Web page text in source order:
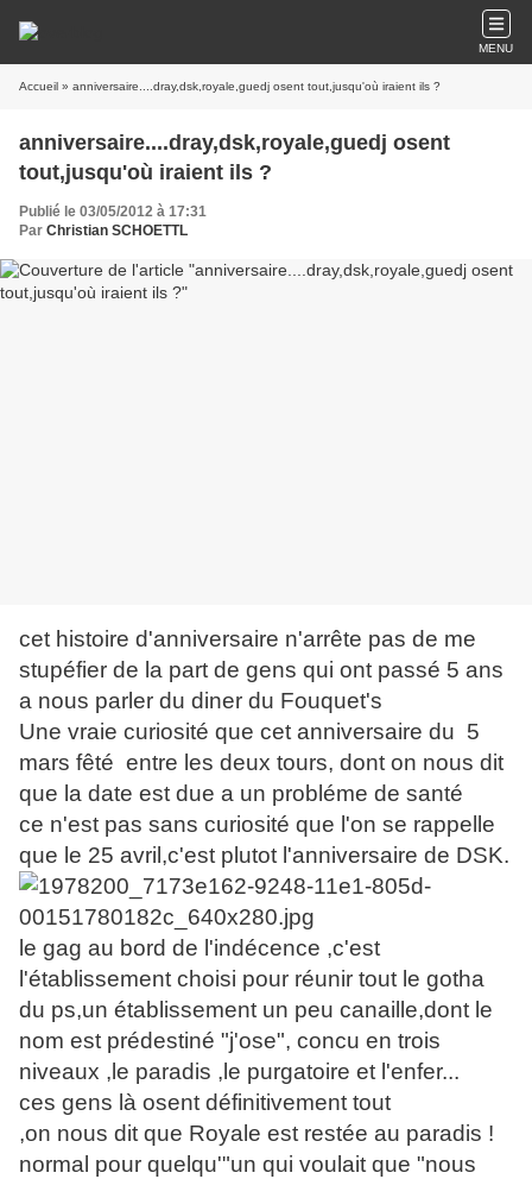
MENU
Accueil » anniversaire....dray,dsk,royale,guedj osent tout,jusqu'où iraient ils ?
anniversaire....dray,dsk,royale,guedj osent
tout,jusqu'où iraient ils ?
Publié le 03/05/2012 à 17:31
Par Christian SCHOETTL
cet histoire d'anniversaire n'arrête pas de me
stupéfier de la part de gens qui ont passé 5 ans
a nous parler du diner du Fouquet's
Une vraie curiosité que cet anniversaire du 5
mars fêté entre les deux tours, dont on nous dit
que la date est due a un probléme de santé
ce n'est pas sans curiosité que l'on se rappelle
que le 25 avril,c'est plutot l'anniversaire de DSK.
le gag au bord de l'indécence ,c'est
l'établissement choisi pour réunir tout le gotha
du ps,un établissement un peu canaille,dont le
nom est prédestiné "j'ose", concu en trois
niveaux ,le paradis ,le purgatoire et l'enfer...
ces gens là osent définitivement tout
,on nous dit que Royale est restée au paradis !
normal pour quelqu'"un qui voulait que "nous